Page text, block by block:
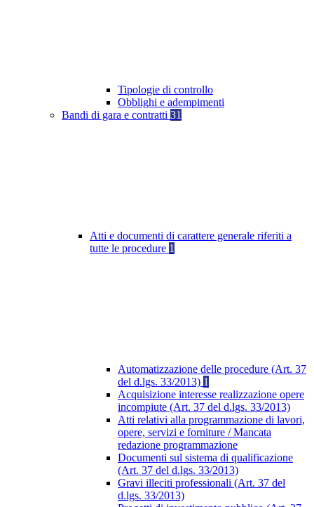
Tipologie di controllo
Obblighi e adempimenti
Bandi di gara e contratti 31
Atti e documenti di carattere generale riferiti a
tutte le procedure 1
Automatizzazione delle procedure (Art. 37
del d.lgs. 33/2013) 1
Acquisizione interesse realizzazione opere
incompiute (Art. 37 del d.lgs. 33/2013)
Atti relativi alla programmazione di lavori,
opere, servizi e forniture / Mancata
redazione programmazione
Documenti sul sistema di qualificazione
(Art. 37 del d.lgs. 33/2013)
Gravi illeciti professionali (Art. 37 del
d.lgs. 33/2013)